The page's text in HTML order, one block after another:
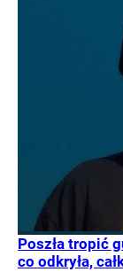
Poszła tropić
co odkryła,